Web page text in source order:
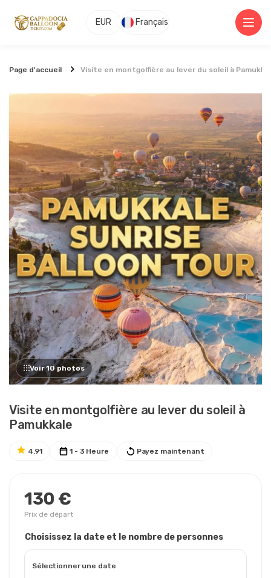
EUR Français
Page d'accueil Visite en montgolfière au lever du soleil à
Voir 10 photos
Visite en montgolfière au lever du soleil à
Pamukkale
4.91 1 - 3 Heure Payez maintenant
130 €
Prix ​​de départ
Choisissez la date et le nombre de personnes
Sélectionner une date